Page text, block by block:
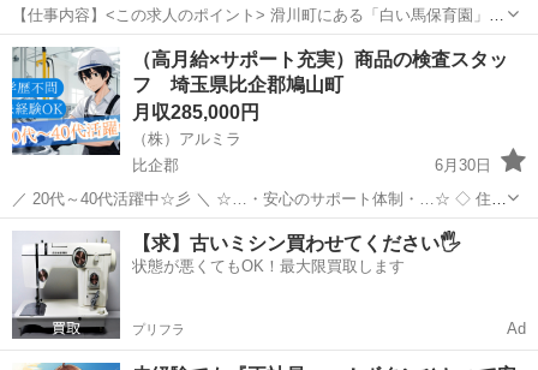
【仕事内容】<この求人のポイント> 滑川町にある「白い馬保育園」
は、定員80名の認可保育園です。豊かな自然の中、自園の畑で農作業
体験や、地域の方とのさくらんぼ・ブルーベリーの収穫体験などを行
ない、食育・農育活動を行なっています。当...
正社員
（高月給×サポート充実）商品の検査スタッ
フ 埼玉県比企郡鳩山町
月収285,000円
（株）アルミラ
比企郡
6月30日
／ 20代～40代活躍中☆彡 ＼ ☆…・安心のサポート体制・…☆ ◇ 住ま
いの心配ゼロ！ ◇ • 個室1R完全無料！ • 即日入寮OK！など ◇ 所持金
ゼロでもスタートできる！ ...
埼玉 比企郡 工場
【求】古いミシン買わせてください🖐️
状態が悪くてもOK！最大限買取します
プリフラ Ad